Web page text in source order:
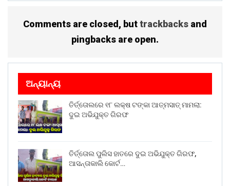
Comments are closed, buttrackbacks and
pingbacks are open.
ଅନ୍ୟାନ୍ୟ
ତିର୍ତ୍ତୋଲରେ ୧୮ ଲକ୍ଷ ଟଙ୍କା ଆତ୍ମସାତ୍ ମାମଲା:
ଦୁଇ ଅଭିଯୁକ୍ତ ଗିରଫ
ତିର୍ତ୍ତୋଲ ପୁଲିସ ହାତରେ ଦୁଇ ଅଭିଯୁକ୍ତ ଗିରଫ,
ଆସନ୍ତାକାଲି କୋର୍ଟ…